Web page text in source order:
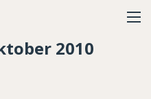
2010